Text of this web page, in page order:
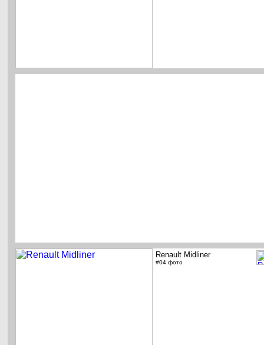
Renault Midliner
#04 фото